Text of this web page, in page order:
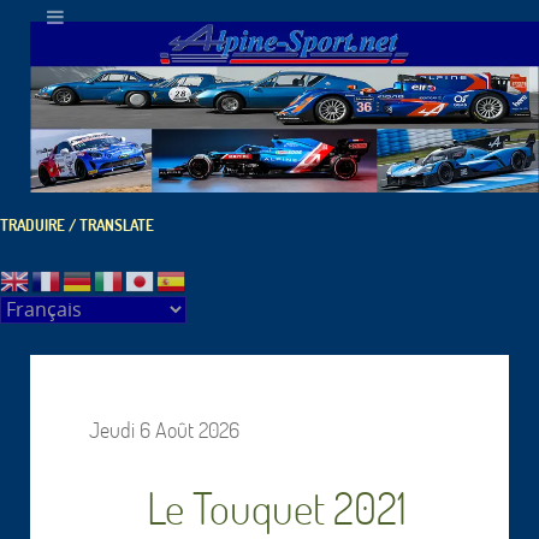
TRADUIRE / TRANSLATE
Jeudi 6 Août 2026
Le Touquet 2021